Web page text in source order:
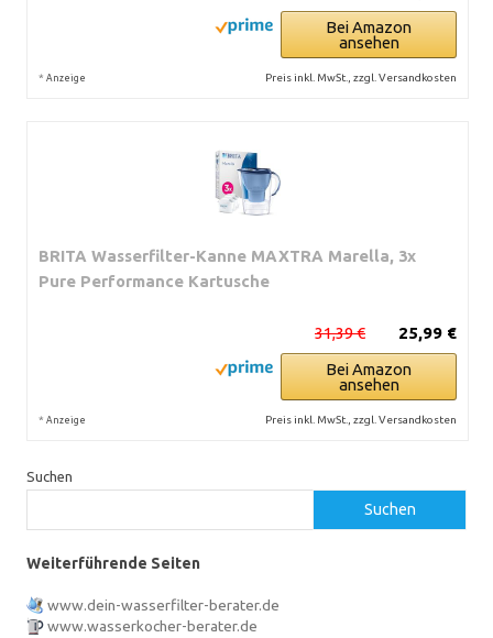
Bei Amazon
ansehen
* Anzeige Preis inkl. MwSt., zzgl. Versandkosten
BRITA Wasserfilter-Kanne MAXTRA Marella, 3x
Pure Performance Kartusche
25,99 €
31,39 €
Bei Amazon
ansehen
* Anzeige Preis inkl. MwSt., zzgl. Versandkosten
Suchen
Suchen
Weiterführende Seiten
www.dein-wasserfilter-berater.de
www.wasserkocher-berater.de